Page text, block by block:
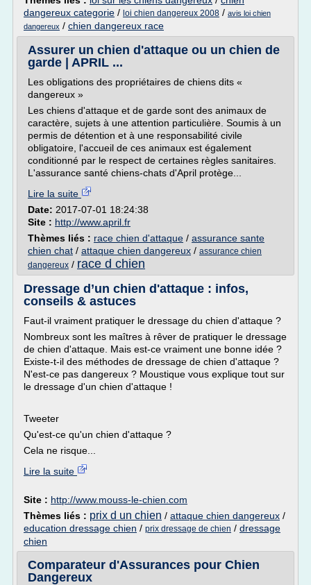
dangereux categorie / loi chien dangereux 2008 / avis loi chien
dangereux / chien dangereux race
Assurer un chien d'attaque ou un chien de
garde | APRIL ...
Les obligations des propriétaires de chiens dits «
dangereux »
Les chiens d'attaque et de garde sont des animaux de
caractère, sujets à une attention particulière. Soumis à un
permis de détention et à une responsabilité civile
obligatoire, l'accueil de ces animaux est également
conditionné par le respect de certaines règles sanitaires.
L'assurance santé chiens-chats d'April protège...
Lire la suite
Date: 2017-07-01 18:24:38
Site : http://www.april.fr
Thèmes liés : race chien d'attaque / assurance sante
chien chat / attaque chien dangereux / assurance chien
dangereux / race d chien
Dressage d’un chien d'attaque : infos,
conseils & astuces
Faut-il vraiment pratiquer le dressage du chien d'attaque ?
Nombreux sont les maîtres à rêver de pratiquer le dressage
de chien d'attaque. Mais est-ce vraiment une bonne idée ?
Existe-t-il des méthodes de dressage de chien d'attaque ?
N'est-ce pas dangereux ? Moustique vous explique tout sur
le dressage d'un chien d'attaque !
Tweeter
Qu'est-ce qu'un chien d'attaque ?
Cela ne risque...
Lire la suite
Site : http://www.mouss-le-chien.com
Thèmes liés : prix d un chien / attaque chien dangereux /
education dressage chien / prix dressage de chien / dressage
chien
Comparateur d'Assurances pour Chien
Dangereux